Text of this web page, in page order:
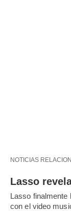
NOTICIAS
Lasso
Lasso finalmente
con el video